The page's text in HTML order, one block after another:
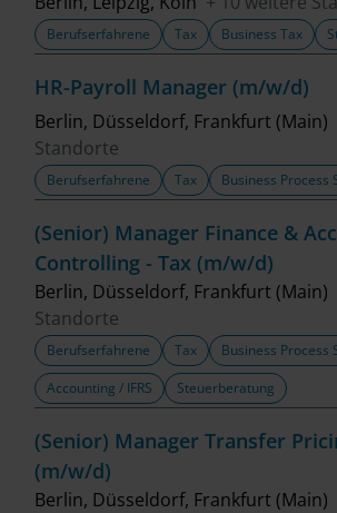
Berufserfahrene Tax Business Tax
HR-Payroll Manager (m/w/d)
Berlin, Düsseldorf, Frankfurt (Main)
Standorte
Berufserfahrene Tax Business Process
(Senior) Manager Finance &
Controlling - Tax (m/w/d)
Berlin, Düsseldorf, Frankfurt (Main)
Standorte
Berufserfahrene Tax
Business Process
Accounting / IFRS
Steuerberatung
(Senior) Manager Transfer
(m/w/d)
Berlin, Düsseldorf, Frankfurt (Main)